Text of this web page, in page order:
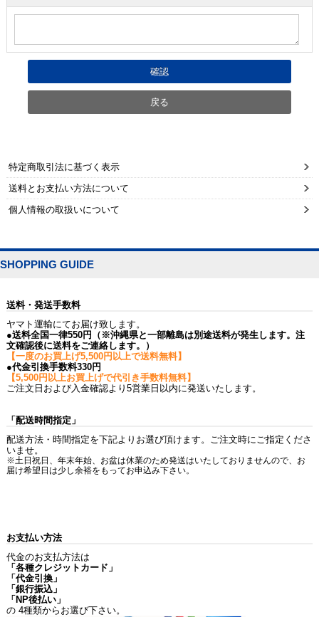
特定商取引法に基づく表示
送料とお支払い方法について
個人情報の取扱いについて
SHOPPING GUIDE
送料・発送手数料
ヤマト運輸にてお届け致します。
●送料全国一律550円（※沖縄県と一部離島は別途送料が発生します。注
文確認後に送料をご連絡します。）
【一度のお買上げ5,500円以上で送料無料】
●代金引換手数料330円
【5,500円以上お買上げで代引き手数料無料】
ご注文日および入金確認より5営業日以内に発送いたします。
「配送時間指定」
配送方法・時間指定を下記よりお選び頂けます。ご注文時にご指定くださ
いませ。
※土日祝日、年末年始、お盆は休業のため発送はいたしておりませんので、お
届け希望日は少し余裕をもってお申込み下さい。
お支払い方法
代金のお支払方法は
「各種クレジットカード」
「代金引換」
「銀行振込」
「NP後払い」
の 4種類からお選び下さい。